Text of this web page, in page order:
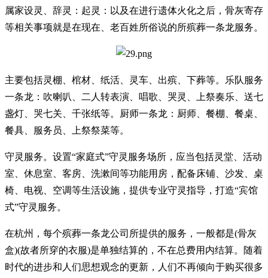
属家设灵、辞灵：起灵：以及在进行遗体火化之后，骨灰寄存
等相关事项就是在现在、老百姓所俗说的所殡葬一条龙服务。
主要包括灵棚、棺材、纸活、灵车、出殡、下葬等。乐队服务
一条龙：吹喇叭、二人转表演、唱歌、哭灵、上祭奏乐、送七
盏灯、哭七关、千张纸等。厨师一条龙：厨师、餐棚、餐桌、
餐具、服务员、上祭祭菜等。
守灵服务。设置“家庭式”守灵服务场所，应当包括灵堂、活动
室、休息室、客房、洗漱间等功能用房，配备床铺、沙发、桌
椅、电视、空调等生活设施，提供专业守灵指导，打造“宾馆
式”守灵服务。
在杭州，每个殡葬一条龙公司所提供的服务，一般都是(骨灰
盒)(故者所穿的衣服)是单独结算的，不在总费用内结算。随着
时代的进步和人们思想观念的更新，人们不再倾向于购买很多